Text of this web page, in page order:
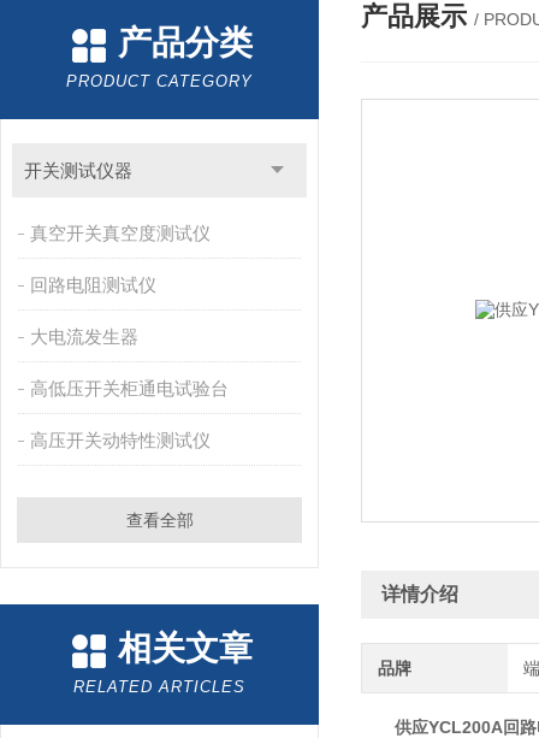
产品分类
PRODUCT CATEGORY
开关测试仪器
真空开关真空度测试仪
回路电阻测试仪
大电流发生器
高低压开关柜通电试验台
高压开关动特性测试仪
查看全部
相关文章
RELATED ARTICLES
产品展示 /
详情介绍
品牌
供应YCL200A回